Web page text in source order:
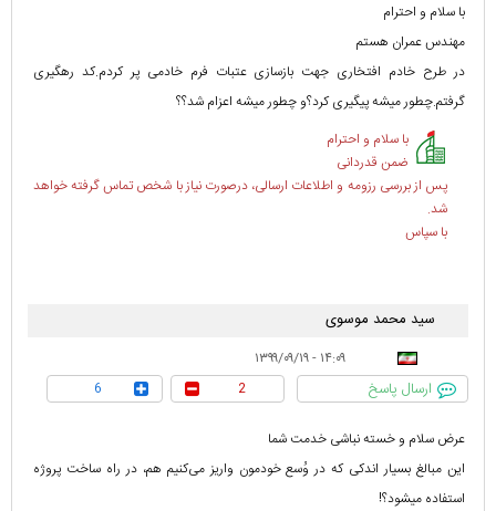
با سلام و احترام
مهندس عمران هستم
در طرح خادم افتخاری جهت بازسازی عتبات فرم خادمی پر کردم.کد رهگیری
گرفتم.چطور میشه پیگیری کرد؟و چطور میشه اعزام شد؟؟
با سلام و احترام
ضمن قدردانی
پس از بررسی رزومه و اطلاعات ارسالی، درصورت نیاز با شخص تماس گرفته خواهد
شد.
با سپاس
سید محمد موسوی
۱۴:۰۹ - ۱۳۹۹/۰۹/۱۹
ارسال پاسخ 2
6
عرض سلام و خسته نباشی خدمت شما
این مبالغ بسیار اندکی که در ‌وُسع خودمون واریز می‌کنیم هم، در راه ساخت پروژه
استفاده میشود؟!